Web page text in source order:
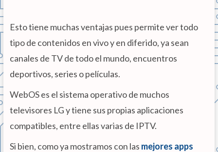
Esto tiene muchas ventajas pues permite ver todo
tipo de contenidos en vivo y en diferido, ya sean
canales de TV de todo el mundo, encuentros
deportivos, series o películas.
WebOS es el sistema operativo de muchos
televisores LG y tiene sus propias aplicaciones
compatibles, entre ellas varias de IPTV.
Si bien, como ya mostramos con las mejores apps